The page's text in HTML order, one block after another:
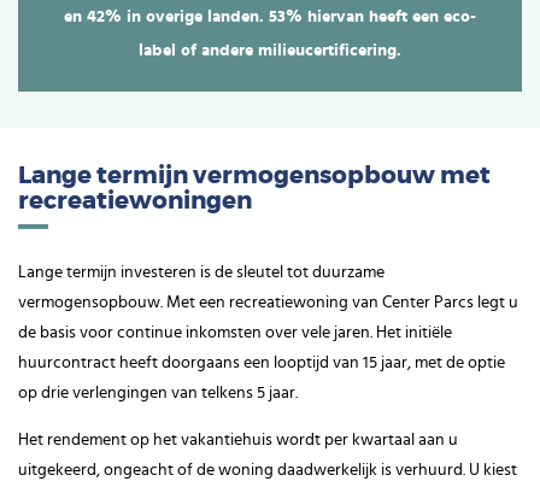
en 42% in overige landen. 53% hiervan heeft een eco-
label of andere milieucertificering.
Lange termijn vermogensopbouw met
recreatiewoningen
Lange termijn investeren is de sleutel tot duurzame
vermogensopbouw. Met een recreatiewoning van Center Parcs legt u
de basis voor continue inkomsten over vele jaren. Het initiële
huurcontract heeft doorgaans een looptijd van 15 jaar, met de optie
op drie verlengingen van telkens 5 jaar.
Het rendement op het vakantiehuis wordt per kwartaal aan u
uitgekeerd, ongeacht of de woning daadwerkelijk is verhuurd. U kiest